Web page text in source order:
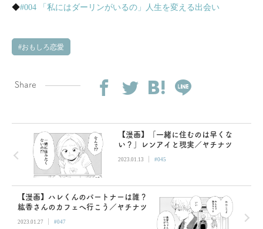
◆#004 「私にはダーリンがいるの」人生を変える出会い
おもしろ恋愛
Share
【漫画】「一緒に住むのは早くな
い？」レンアイと現実／ヤチナツ
2023.01.13 | #045
【漫画】ハレくんのパートナーは誰？
紘香さんのカフェへ行こう／ヤチナツ
2023.01.27 | #047